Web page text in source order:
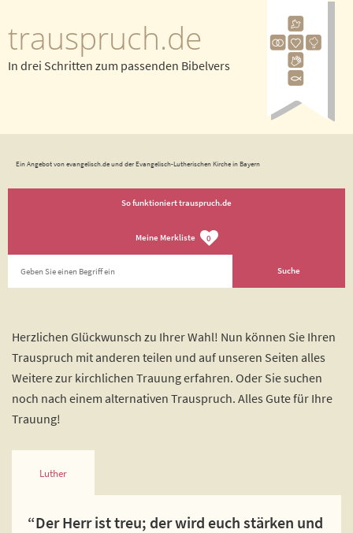
trauspruch.de
In drei Schritten zum passenden Bibelvers
Ein Angebot von evangelisch.de und der Evangelisch-Lutherischen Kirche in Bayern
So funktioniert trauspruch.de
Meine Merkliste 0
Herzlichen Glückwunsch zu Ihrer Wahl! Nun können Sie Ihren
Trauspruch mit anderen teilen und auf unseren Seiten alles
Weitere zur kirchlichen Trauung erfahren. Oder Sie suchen
noch nach einem alternativen Trauspruch. Alles Gute für Ihre
Trauung!
Luther
“Der Herr ist treu; der wird euch stärken und